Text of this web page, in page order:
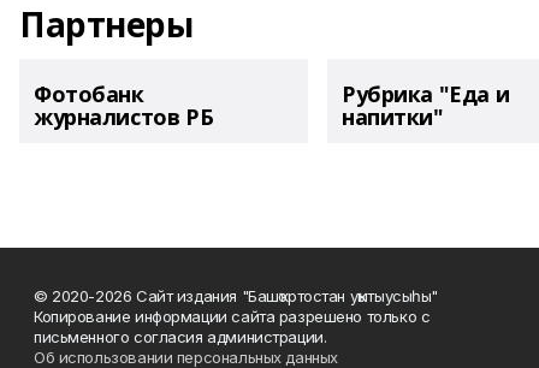
Партнеры
Фотобанк
журналистов РБ
Рубрика "Еда и
напитки"
© 2020-2026 Сайт издания "Башҡортостан уҡытыусыһы"
Копирование информации сайта разрешено только с
письменного согласия администрации.
Об использовании персональных данных